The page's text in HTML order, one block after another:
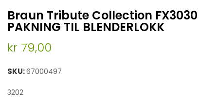
to
the
beginning
of
the
gallery
Braun Tribute Collection FX3030
PAKNING TIL BLENDERLOKK
kr 79,00
SKU 67000497
3202